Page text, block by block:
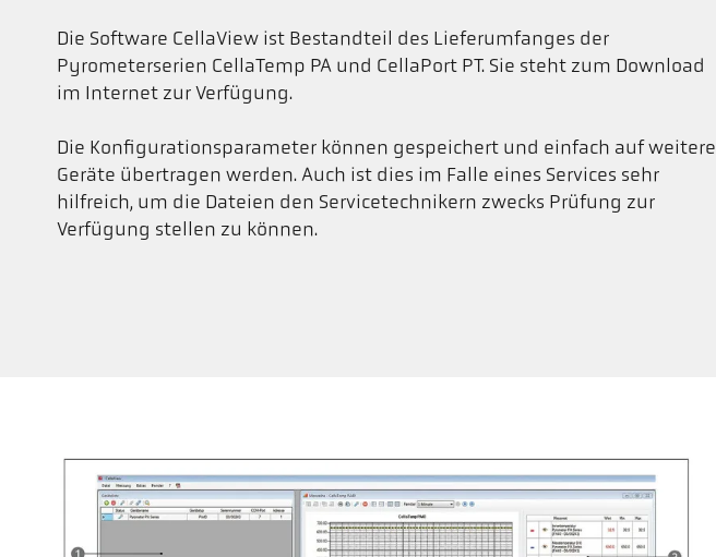
Die Software CellaView ist Bestandteil des Lieferumfanges der
Pyrometerserien CellaTemp PA und CellaPort PT. Sie steht zum Download
im Internet zur Verfügung.
Die Konfigurationsparameter können gespeichert und einfach auf weitere
Geräte übertragen werden. Auch ist dies im Falle eines Services sehr
hilfreich, um die Dateien den Servicetechnikern zwecks Prüfung zur
Verfügung stellen zu können.